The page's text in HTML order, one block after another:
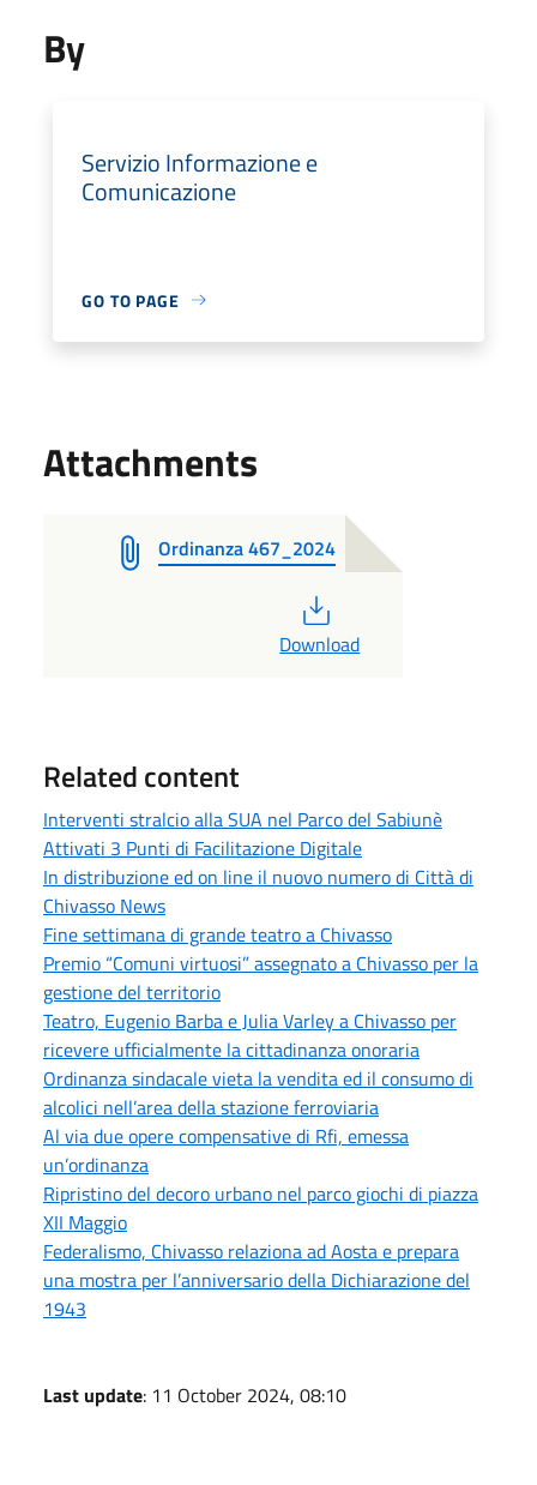
By
Servizio Informazione e
Comunicazione
GO TO PAGE
Attachments
Ordinanza 467_2024
Download
Related content
Interventi stralcio alla SUA nel Parco del Sabiunè
Attivati 3 Punti di Facilitazione Digitale
In distribuzione ed on line il nuovo numero di Città di
Chivasso News
Fine settimana di grande teatro a Chivasso
Premio “Comuni virtuosi” assegnato a Chivasso per la
gestione del territorio
Teatro, Eugenio Barba e Julia Varley a Chivasso per
ricevere ufficialmente la cittadinanza onoraria
Ordinanza sindacale vieta la vendita ed il consumo di
alcolici nell’area della stazione ferroviaria
Al via due opere compensative di Rfi, emessa
un’ordinanza
Ripristino del decoro urbano nel parco giochi di piazza
XII Maggio
Federalismo, Chivasso relaziona ad Aosta e prepara
una mostra per l’anniversario della Dichiarazione del
1943
Last update: 11 October 2024, 08:10